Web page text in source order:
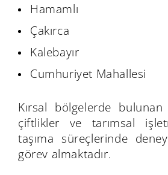
Hamamlı
Çakırca
Kalebayır
Cumhuriyet Mahallesi
Kırsal bölgelerde
çiftlikler ve tarımsal
taşıma süreçlerinde
görev almaktadır.